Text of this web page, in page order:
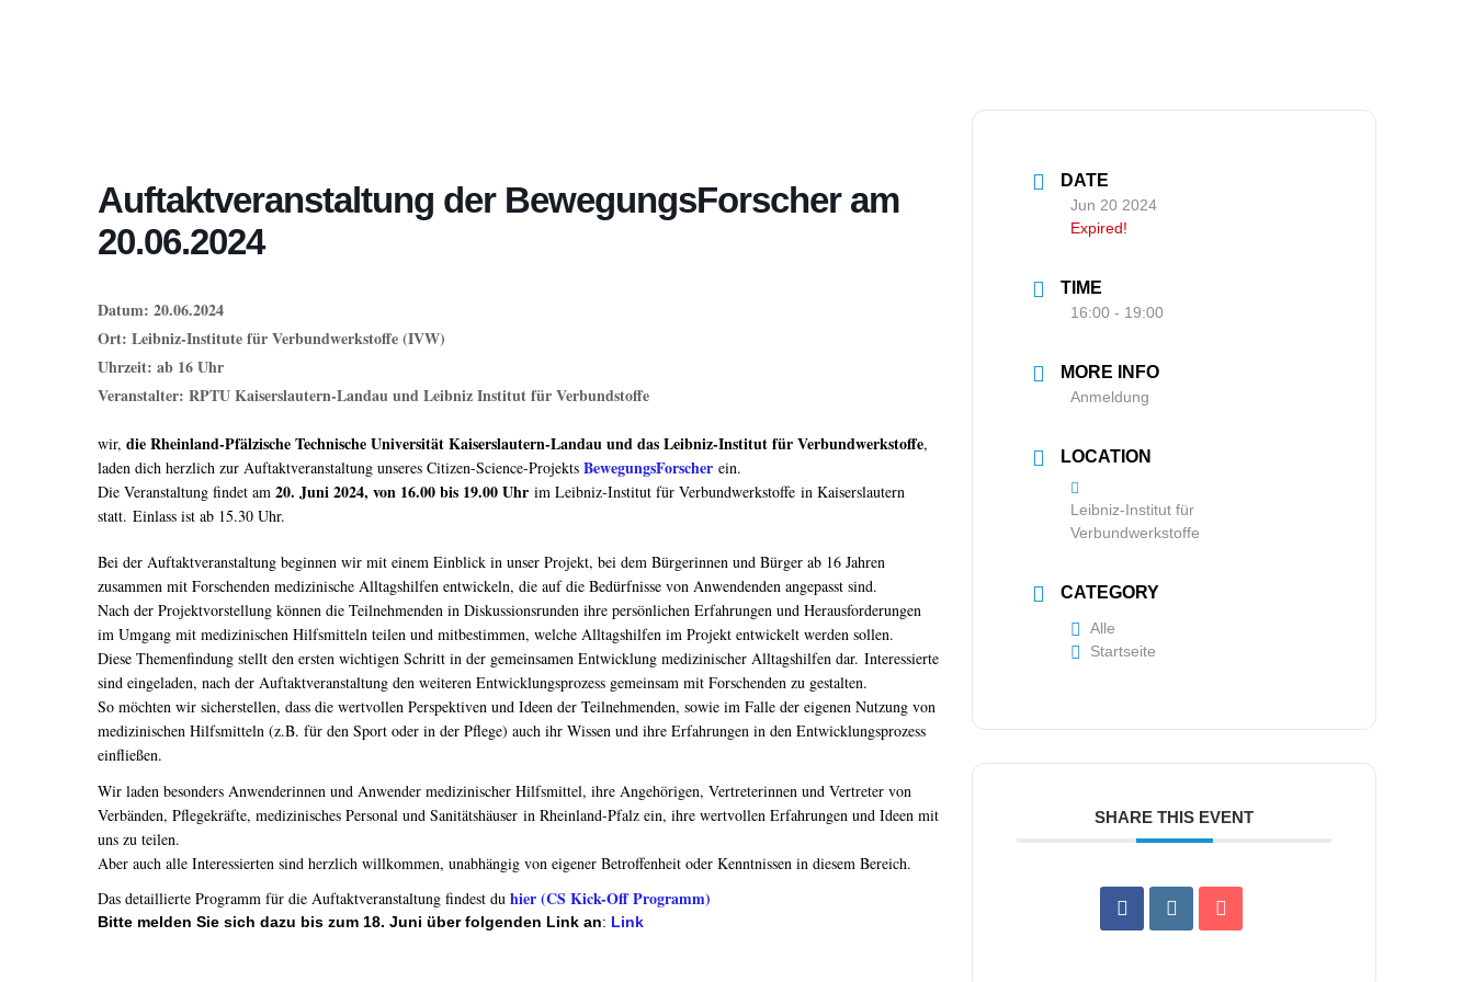
Auftaktveranstaltung der BewegungsForscher am
20.06.2024
Datum: 20.06.2024
Ort: Leibniz-Institute für Verbundwerkstoffe (IVW)
Uhrzeit: ab 16 Uhr
Veranstalter: RPTU Kaiserslautern-Landau und Leibniz Institut für Verbundstoffe
wir, die Rheinland-Pfälzische Technische Universität Kaiserslautern-Landau und das Leibniz-Institut für Verbundwerkstoffe,
laden dich herzlich zur Auftaktveranstaltung unseres Citizen-Science-Projekts BewegungsForscher ein.
Die Veranstaltung findet am 20. Juni 2024, von 16.00 bis 19.00 Uhr im Leibniz-Institut für Verbundwerkstoffe in Kaiserslautern
statt. Einlass ist ab 15.30 Uhr.
Bei der Auftaktveranstaltung beginnen wir mit einem Einblick in unser Projekt, bei dem Bürgerinnen und Bürger ab 16 Jahren
zusammen mit Forschenden medizinische Alltagshilfen entwickeln, die auf die Bedürfnisse von Anwendenden angepasst sind.
Nach der Projektvorstellung können die Teilnehmenden in Diskussionsrunden ihre persönlichen Erfahrungen und Herausforderungen
im Umgang mit medizinischen Hilfsmitteln teilen und mitbestimmen, welche Alltagshilfen im Projekt entwickelt werden sollen.
Diese Themenfindung stellt den ersten wichtigen Schritt in der gemeinsamen Entwicklung medizinischer Alltagshilfen dar. Interessierte
sind eingeladen, nach der Auftaktveranstaltung den weiteren Entwicklungsprozess gemeinsam mit Forschenden zu gestalten.
So möchten wir sicherstellen, dass die wertvollen Perspektiven und Ideen der Teilnehmenden, sowie im Falle der eigenen Nutzung von
medizinischen Hilfsmitteln (z.B. für den Sport oder in der Pflege) auch ihr Wissen und ihre Erfahrungen in den Entwicklungsprozess
einfließen.
Wir laden besonders Anwenderinnen und Anwender medizinischer Hilfsmittel, ihre Angehörigen, Vertreterinnen und Vertreter von
Verbänden, Pflegekräfte, medizinisches Personal und Sanitätshäuser in Rheinland-Pfalz ein, ihre wertvollen Erfahrungen und Ideen mit
uns zu teilen.
Aber auch alle Interessierten sind herzlich willkommen, unabhängig von eigener Betroffenheit oder Kenntnissen in diesem Bereich.
Das detaillierte Programm für die Auftaktveranstaltung findest du hier (CS Kick-Off Programm)
Bitte melden Sie sich dazu bis zum 18. Juni über folgenden Link an: Link
DATE
Jun 20 2024
Expired!
TIME
16:00 - 19:00
MORE INFO
Anmeldung
LOCATION
Leibniz-Institut für
Verbundwerkstoffe
CATEGORY
Alle
Startseite
SHARE THIS EVENT